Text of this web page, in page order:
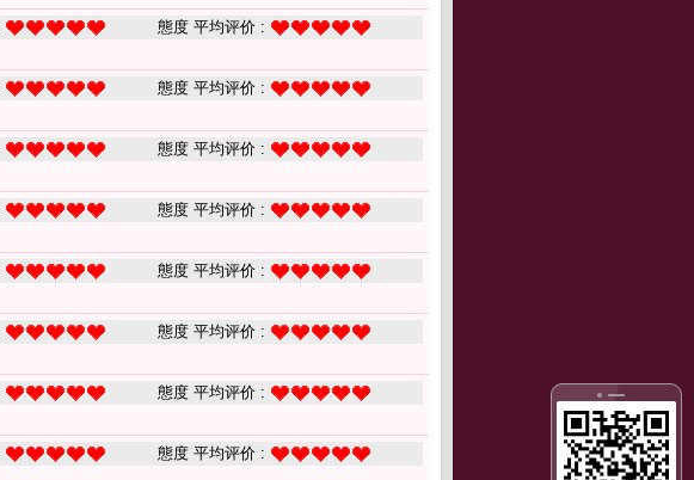
態度 平均评价 :
態度 平均评价 :
態度 平均评价 :
態度 平均评价 :
態度 平均评价 :
態度 平均评价 :
態度 平均评价 :
態度 平均评价 :